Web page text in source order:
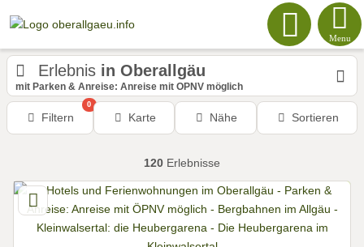
Menu
Erlebnis in Oberallgäu
mit Parken & Anreise: Anreise mit ÖPNV möglich
Filtern
0
Karte Nähe Sortieren
120 Erlebnisse